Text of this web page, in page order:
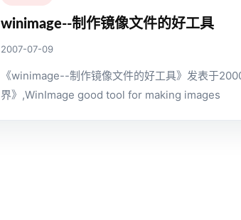
winimage--制作镜像文件的好工具
2007-07-09
《winimage--制作镜像文件的好工具》发表于
界》,WinImage good tool for making images